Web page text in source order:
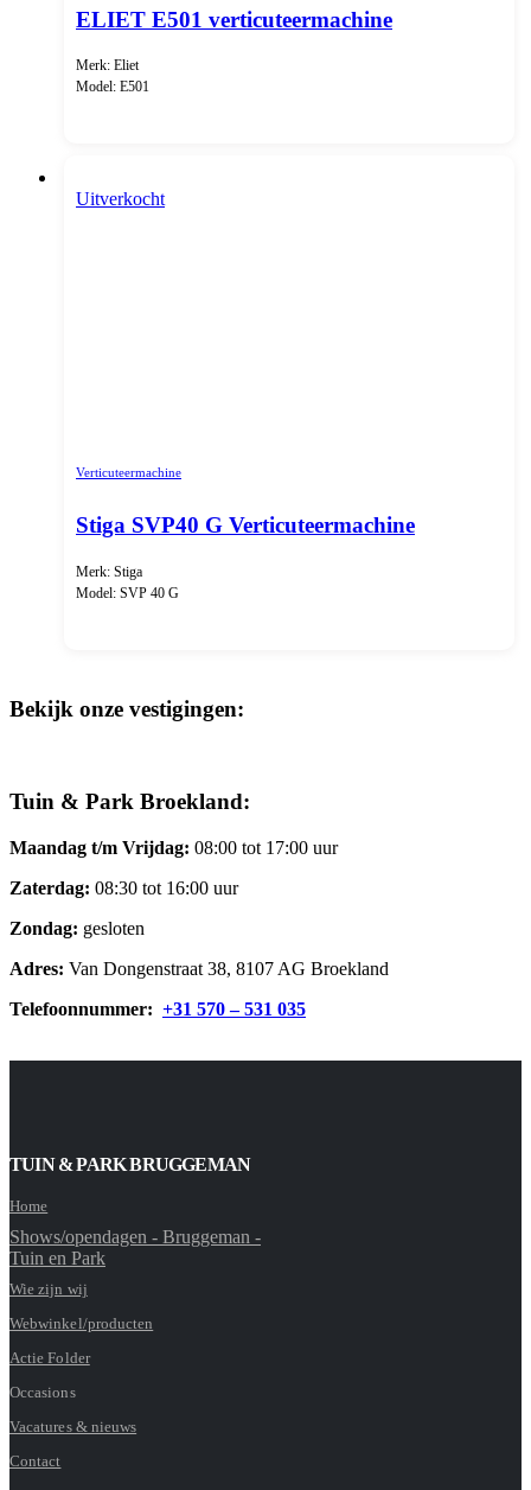
ELIET E501 verticuteermachine
Merk: Eliet
Model: E501
Uitverkocht
Verticuteermachine
Stiga SVP40 G Verticuteermachine
Merk: Stiga
Model: SVP 40 G
Bekijk onze vestigingen:
Tuin & Park Broekland:
Maandag t/m Vrijdag: 08:00 tot 17:00 uur
Zaterdag: 08:30 tot 16:00 uur
Zondag: gesloten
Adres: Van Dongenstraat 38, 8107 AG Broekland
Telefoonnummer: +31 570 – 531 035
TUIN & PARK BRUGGEMAN
Home
Shows/opendagen - Bruggeman -
Tuin en Park
Wie zijn wij
Webwinkel/producten
Actie Folder
Occasions
Vacatures & nieuws
Contact